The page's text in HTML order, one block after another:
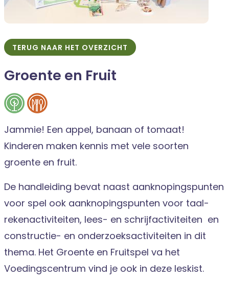
TERUG NAAR HET OVERZICHT
Groente en Fruit
Jammie! Een appel, banaan of tomaat!
Kinderen maken kennis met vele soorten
groente en fruit.
De handleiding bevat naast aanknopingspunten
voor spel ook aanknopingspunten voor taal-
rekenactiviteiten, lees- en schrijfactiviteiten en
constructie- en onderzoeksactiviteiten in dit
thema. Het Groente en Fruitspel va het
Voedingscentrum vind je ook in deze leskist.